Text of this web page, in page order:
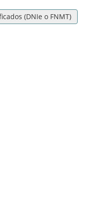
(DNIe o FNMT)